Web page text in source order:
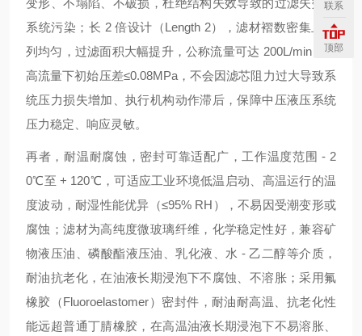
变形、不塌陷、不破损，杜绝结构失效导致的过滤失效与
系统污染；长 2 倍设计（Length 2），滤材褶数密集且排
列均匀，过滤面积大幅提升，公称流量可达 200L/min，在
高流量下初始压差≤0.08MPa，不会因滤芯阻力过大导致系
统压力损失增加、执行机构动作滞后，保障中压液压系统
压力稳定、响应灵敏。
再者， 耐温耐腐蚀，密封可靠适配广 ，工作温度范围 - 2
0℃至 + 120℃，可适应工业环境低温启动、高温运行的温
度波动，耐湿性能优异（≤95% RH），不易因受潮变形或
腐蚀；滤材为高纯度微玻璃纤维，化学稳定性好，兼容矿
物液压油、磷酸酯液压油、乳化液、水 - 乙二醇等介质，
耐油抗老化，在油液长期浸泡下不腐蚀、不溶胀；采用氟
橡胶（Fluoroelastomer）密封件，耐油耐高温、抗老化性
能远超普通丁腈橡胶，在高温油液长期浸泡下不易溶胀、
联系
顶部